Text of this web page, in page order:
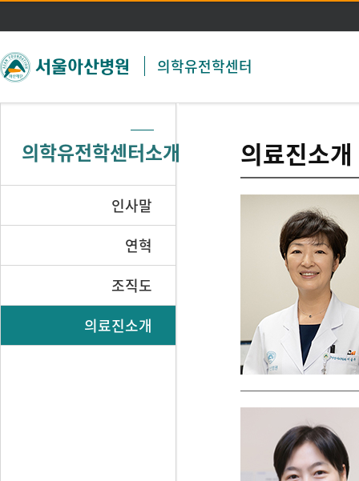
주메뉴 바로가기
본문 바로가기
의학유전학센터
의학유전학센터소개
인사말
연혁
조직도
의료진소개
의료진소개